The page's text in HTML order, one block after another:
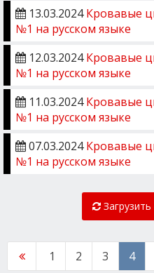
13.03.2024Кровавые
№1 на русском языке
12.03.2024Кровавые
№1 на русском языке
11.03.2024Кровавые
№1 на русском языке
07.03.2024Кровавые
№1 на русском языке
1 2 3 4